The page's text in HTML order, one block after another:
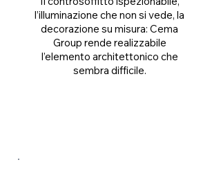
l’illuminazione che non si vede, la
decorazione su misura: Cema
Group rende realizzabile
l’elemento architettonico che
sembra difficile.